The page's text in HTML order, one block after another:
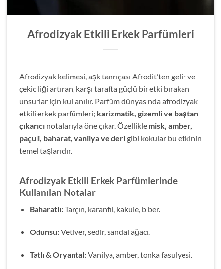
Afrodizyak Etkili Erkek Parfümleri
Afrodizyak kelimesi, aşk tanrıçası Afrodit’ten gelir ve
çekiciliği artıran, karşı tarafta güçlü bir etki bırakan
unsurlar için kullanılır. Parfüm dünyasında afrodizyak
etkili erkek parfümleri; karizmatik, gizemli ve baştan
çıkarıcı notalarıyla öne çıkar. Özellikle misk, amber,
paçuli, baharat, vanilya ve derigibi kokular bu etkinin
temel taşlarıdır.
Afrodizyak Etkili Erkek Parfümlerinde
Kullanılan Notalar
Baharatlı:Tarçın, karanfil, kakule, biber.
Odunsu:Vetiver, sedir, sandal ağacı.
Tatlı & Oryantal:Vanilya, amber, tonka fasulyesi.